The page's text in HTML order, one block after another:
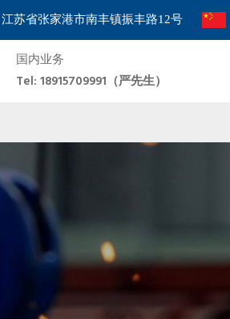
江苏省张家港市南丰镇振丰路12号
国内业务
Tel: 18915709991（严先生）